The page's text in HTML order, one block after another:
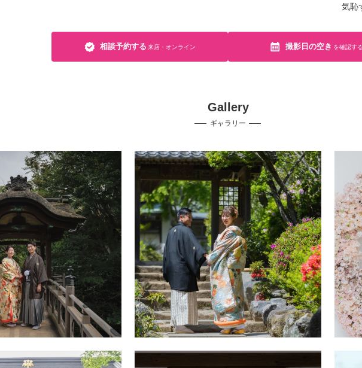
気恥
相談予約する 来店・オンライン 撮影日の空き を確認す
Gallery
ギャラリー